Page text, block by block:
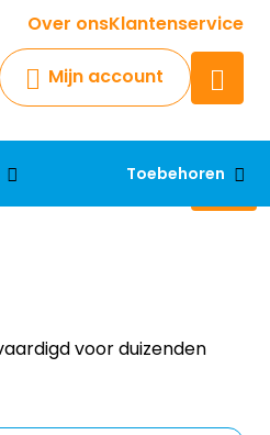
Over onsKlantenservice
Mijn account
Toebehoren
antwoord op uw vraag
met onze chatbot
voor duizenden